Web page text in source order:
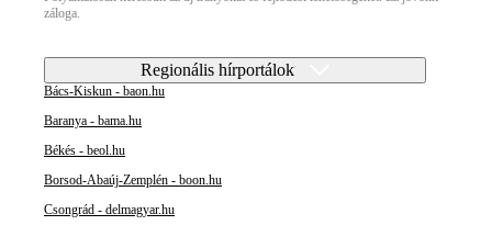
záloga.
Regionális hírportálok
Bács-Kiskun - baon.hu
Baranya - bama.hu
Békés - beol.hu
Borsod-Abaúj-Zemplén - boon.hu
Csongrád - delmagyar.hu